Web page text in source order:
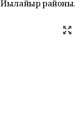
Йылайыр районы.